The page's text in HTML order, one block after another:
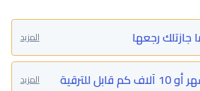
المزيد
المزيد